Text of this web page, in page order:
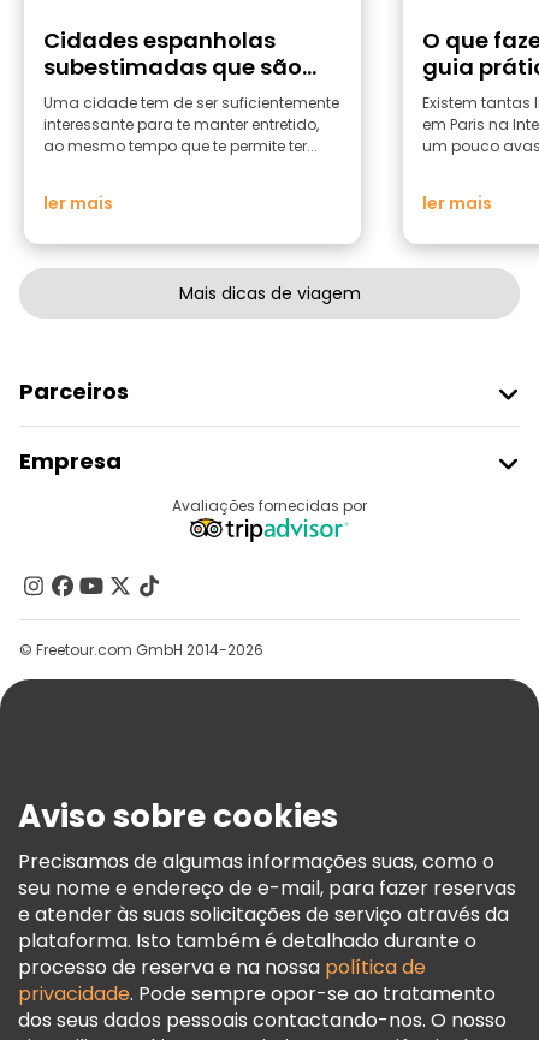
Cidades espanholas
subestimadas que são
excelentes pontos de
partida para viagens
Uma cidade tem de ser suficientemente
interessante para te manter entretido,
ao mesmo tempo que te permite ter...
ler mais
O que
guia
Luz
Existem tantas
em Paris na
um pouco
ler mais
Mais dicas de viagem
Parceiros
Registo Do Fornecedor
Programa De Afiliados
Empresa
Contacte-Nos
Grupos
Ajuda
Termos E Informações Legais
Política De Cookies
Freetour Prémios
Programa De Fidelidade
Avaliações fornecidas por
© Freetour.com GmbH 2014-2026
Aviso sobre cookies
Precisamos de algumas informações suas, como o
seu nome e endereço de e-mail, para fazer reservas
e atender às suas solicitações de serviço através da
plataforma. Isto também é detalhado durante o
processo de reserva e na nossa política de
privacidade. Pode sempre opor-se ao tratamento
dos seus dados pessoais contactando-nos. O nosso